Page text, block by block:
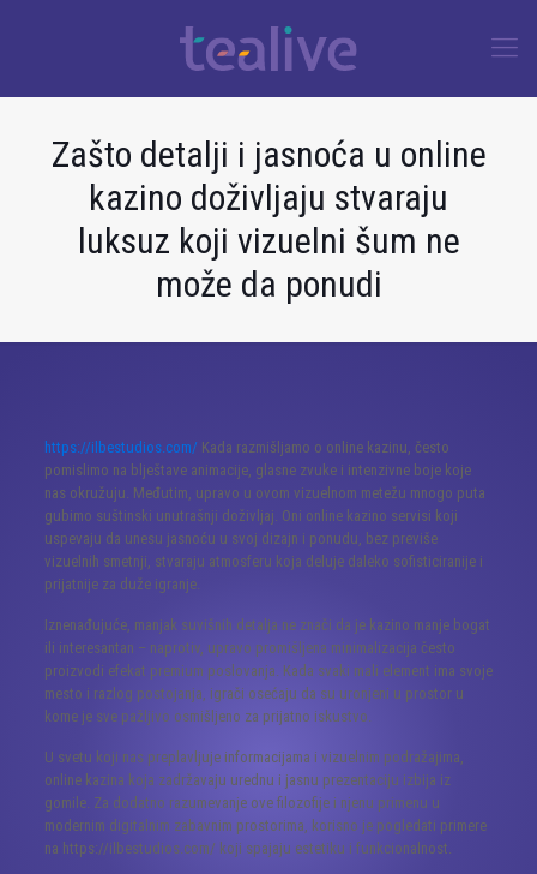
Zašto detalji i jasnoća u online
kazino doživljaju stvaraju
luksuz koji vizuelni šum ne
može da ponudi
https://ilbestudios.com/ Kada razmišljamo o online kazinu, često
pomislimo na blještave animacije, glasne zvuke i intenzivne boje koje
nas okružuju. Međutim, upravo u ovom vizuelnom metežu mnogo puta
gubimo suštinski unutrašnji doživljaj. Oni online kazino servisi koji
uspevaju da unesu jasnoću u svoj dizajn i ponudu, bez previše
vizuelnih smetnji, stvaraju atmosferu koja deluje daleko sofisticiranije i
prijatnije za duže igranje.
Iznenađujuće, manjak suvišnih detalja ne znači da je kazino manje bogat
ili interesantan – naprotiv, upravo promišljena minimalizacija često
proizvodi efekat premium poslovanja. Kada svaki mali element ima svoje
mesto i razlog postojanja, igrači osećaju da su uronjeni u prostor u
kome je sve pažljivo osmišljeno za prijatno iskustvo.
U svetu koji nas preplavljuje informacijama i vizuelnim podražajima,
online kazina koja zadržavaju urednu i jasnu prezentaciju izbija iz
gomile. Za dodatno razumevanje ove filozofije i njenu primenu u
modernim digitalnim zabavnim prostorima, korisno je pogledati primere
na https://ilbestudios.com/ koji spajaju estetiku i funkcionalnost.